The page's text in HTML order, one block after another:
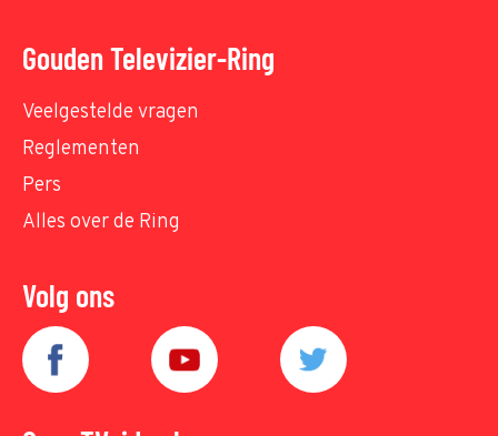
Gouden Televizier-Ring
Veelgestelde vragen
Reglementen
Pers
Alles over de Ring
Volg ons